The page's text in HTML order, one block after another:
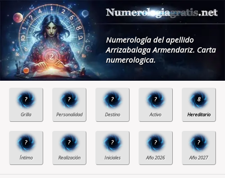
Numerología del apellido
Arrizabalaga Armendariz. Carta
numerologica.
? ? ? ? 8
? ? ? ? ?